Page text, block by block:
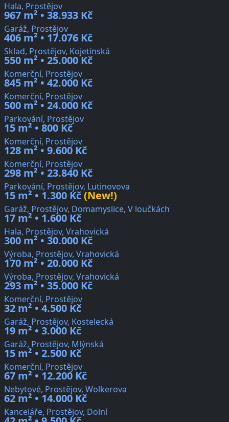
Hala, Prostějov
967 m² • 38.933 Kč
Garáž, Prostějov
406 m² • 17.076 Kč
Sklad, Prostějov, Kojetínská
550 m² • 25.000 Kč
Komerční, Prostějov
845 m² • 42.000 Kč
Komerční, Prostějov
500 m² • 24.000 Kč
Parkování, Prostějov
15 m² • 800 Kč
Komerční, Prostějov
128 m² • 9.600 Kč
Komerční, Prostějov
298 m² • 23.840 Kč
Parkování, Prostějov, Lutinovova
15 m² • 1.300 Kč(New!)
Garáž, Prostějov, Domamyslice, V loučkách
17 m² • 1.600 Kč
Hala, Prostějov, Vrahovická
300 m² • 30.000 Kč
Výroba, Prostějov, Vrahovická
170 m² • 20.000 Kč
Výroba, Prostějov, Vrahovická
293 m² • 35.000 Kč
Komerční, Prostějov
32 m² • 4.500 Kč
Garáž, Prostějov, Kostelecká
19 m² • 3.000 Kč
Garáž, Prostějov, Mlýnská
15 m² • 2.500 Kč
Komerční, Prostějov
67 m² • 12.200 Kč
Nebytové, Prostějov, Wolkerova
62 m² • 14.000 Kč
Kanceláře, Prostějov, Dolní